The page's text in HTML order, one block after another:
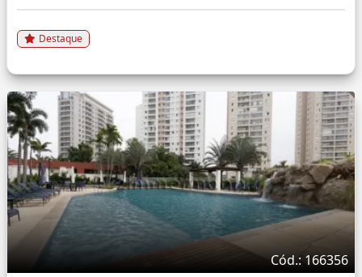
Destaque
Cód.: 166356